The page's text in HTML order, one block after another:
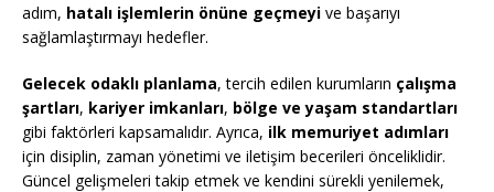
adım, hatalı işlemlerin önüne geçmeyi ve başarıyı
sağlamlaştırmayı hedefler.
Gelecek odaklı planlama, tercih edilen kurumların çalışma
şartları, kariyer imkanları, bölge ve yaşam standartları
gibi faktörleri kapsamalıdır. Ayrıca, ilk memuriyet adımları
için disiplin, zaman yönetimi ve iletişim becerileri önceliklidir.
Güncel gelişmeleri takip etmek ve kendini sürekli yenilemek,